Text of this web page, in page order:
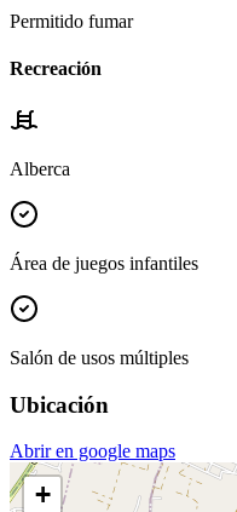
Permitido fumar
Recreación
Alberca
Área de juegos infantiles
Salón de usos múltiples
Ubicación
Abrir en google maps
+